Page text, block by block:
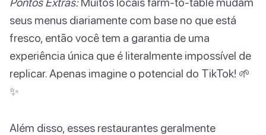
seus menus diariamente com base no que está
fresco, então você tem a garantia de uma
experiência única que é literalmente impossível de
replicar. Apenas imagine o potencial do TikTok! 🌱
✨
Além disso, esses restaurantes geralmente